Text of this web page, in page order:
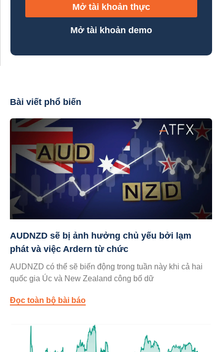
Mở tài khoản thực
Mở tài khoản demo
Bài viết phổ biến
AUDNZD sẽ bị ảnh hưởng chủ yếu bởi lạm
phát và việc Ardern từ chức
AUDNZD có thể sẽ biến động trong tuần này khi cả hai
quốc gia Úc và New Zealand công bố dữ
Đọc toàn bộ bài báo